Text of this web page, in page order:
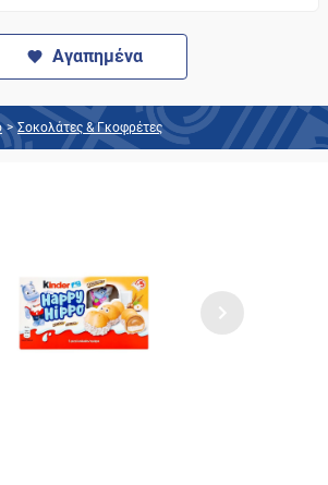
Αγαπημένα
> Σοκολάτες & Γκοφρέτες